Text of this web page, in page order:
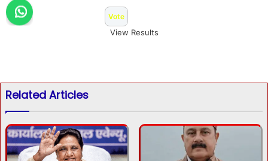
View Results
Related Articles